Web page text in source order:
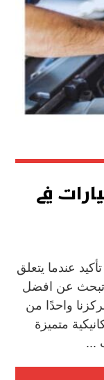
في
عندما يتعلق
تبحث عن افضل
واحدًا من
متميزة
...